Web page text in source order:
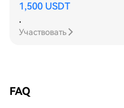
1,500 USDT
.
Участвовать
FAQ